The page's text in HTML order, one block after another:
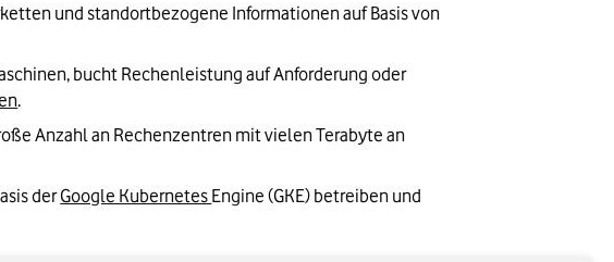
und standortbezogene Informationen auf Basis von
bucht Rechenleistung auf Anforderung oder
.
Anzahl an Rechenzentren mit vielen Terabyte an
der Google Kubernetes Engine (GKE) betreiben und